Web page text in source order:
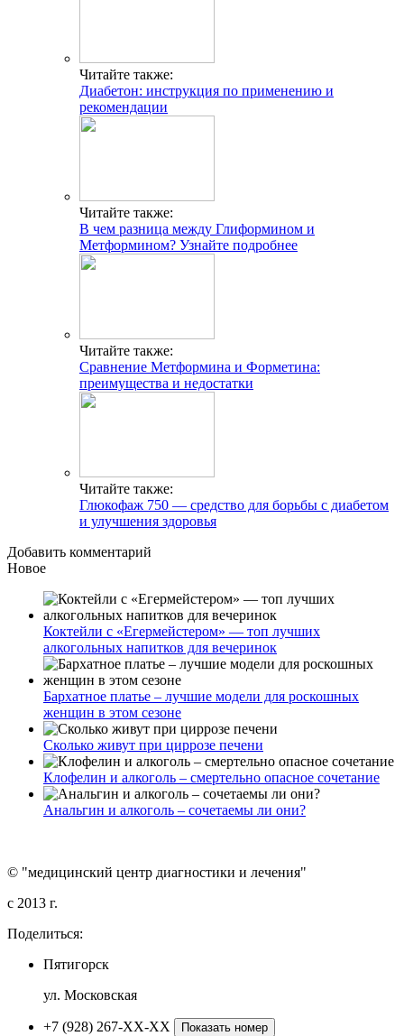
Читайте также:
Диабетон: инструкция по применению и
рекомендации
Читайте также:
В чем разница между Глиформином и
Метформином? Узнайте подробнее
Читайте также:
Сравнение Метформина и Форметина:
преимущества и недостатки
Читайте также:
Глюкофаж 750 — средство для борьбы с диабетом
и улучшения здоровья
Добавить комментарий
Новое
Коктейли с «Егермейстером» — топ лучших
алкогольных напитков для вечеринок
Бархатное платье – лучшие модели для роскошных
женщин в этом сезоне
Сколько живут при циррозе печени
Клофелин и алкоголь – смертельно опасное сочетание
Анальгин и алкоголь – сочетаемы ли они?
© "медицинский центр диагностики и лечения"
c 2013 г.
Поделиться:
Пятигорск
ул. Московская
+7 (928) 267-XX-XX Показать номер